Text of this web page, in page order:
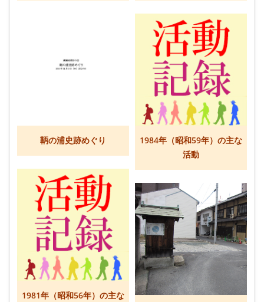
鞆の浦史跡めぐり
1984年（昭和59年）の主な
活動
1981年（昭和56年）の主な